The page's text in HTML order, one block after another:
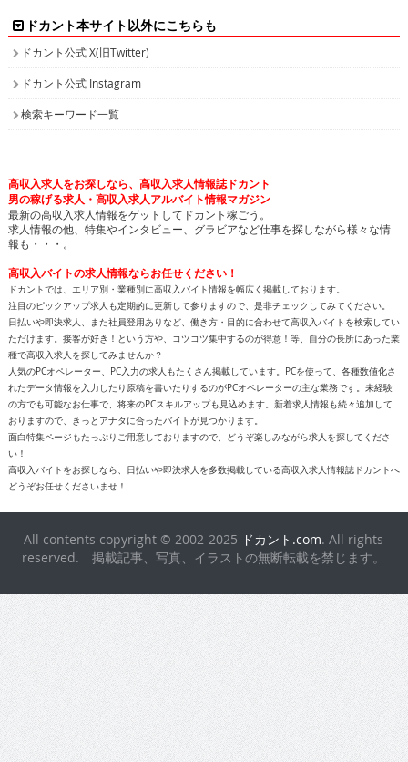
ドカント本サイト以外にこちらも
ドカント公式 X(旧Twitter)
ドカント公式 Instagram
検索キーワード一覧
高収入求人をお探しなら、高収入求人情報誌ドカント
男の稼げる求人・高収入求人アルバイト情報マガジン
最新の高収入求人情報をゲットしてドカント稼ごう。
求人情報の他、特集やインタビュー、グラビアなど仕事を探しながら様々な情
報も・・・。
高収入バイトの求人情報ならお任せください！
ドカントでは、エリア別・業種別に高収入バイト情報を幅広く掲載しております。
注目のピックアップ求人も定期的に更新して参りますので、是非チェックしてみてください。
日払いや即決求人、また社員登用ありなど、働き方・目的に合わせて高収入バイトを検索してい
ただけます。接客が好き！という方や、コツコツ集中するのが得意！等、自分の長所にあった業
種で高収入求人を探してみませんか？
人気のPCオペレーター、PC入力の求人もたくさん掲載しています。PCを使って、各種数値化さ
れたデータ情報を入力したり原稿を書いたりするのがPCオペレーターの主な業務です。未経験
の方でも可能なお仕事で、将来のPCスキルアップも見込めます。新着求人情報も続々追加して
おりますので、きっとアナタに合ったバイトが見つかります。
面白特集ページもたっぷりご用意しておりますので、どうぞ楽しみながら求人を探してくださ
い！
高収入バイトをお探しなら、日払いや即決求人を多数掲載している高収入求人情報誌ドカントへ
どうぞお任せくださいませ！
All contents copyright © 2002-2025 ドカント.com. All rights
reserved. 掲載記事、写真、イラストの無断転載を禁じます。